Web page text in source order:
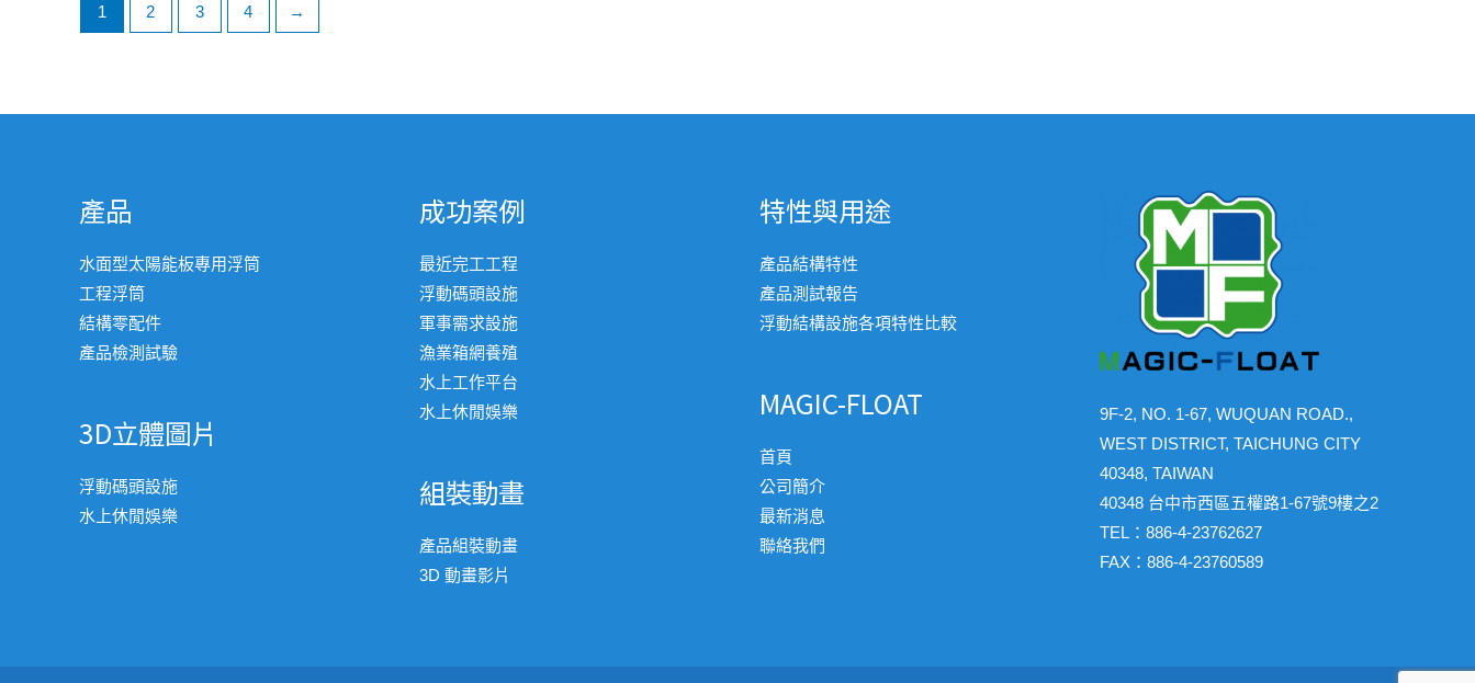
1 2 3 4 →
產品
水面型太陽能板專用浮筒
工程浮筒
結構零配件
產品檢測試驗
3D立體圖片
浮動碼頭設施
水上休閒娛樂
成功案例
最近完工工程
浮動碼頭設施
軍事需求設施
漁業箱網養殖
水上工作平台
水上休閒娛樂
組裝動畫
產品組裝動畫
3D 動畫影片
特性與用途
產品結構特性
產品測試報告
浮動結構設施各項特性比較
MAGIC-FLOAT
首頁
公司簡介
最新消息
聯絡我們
9F-2, NO. 1-67, WUQUAN ROAD.,
WEST DISTRICT, TAICHUNG CITY
40348, TAIWAN
40348 台中市西區五權路1-67號9樓之2
TEL：886-4-23762627
FAX：886-4-23760589